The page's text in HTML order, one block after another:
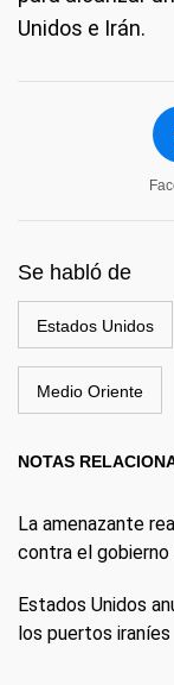
Unidos e Irán.
Se habló de
Estados Unidos
Medio Oriente
NOTAS
La amenazante
contra el
Estados Unidos
los puertos iraníes